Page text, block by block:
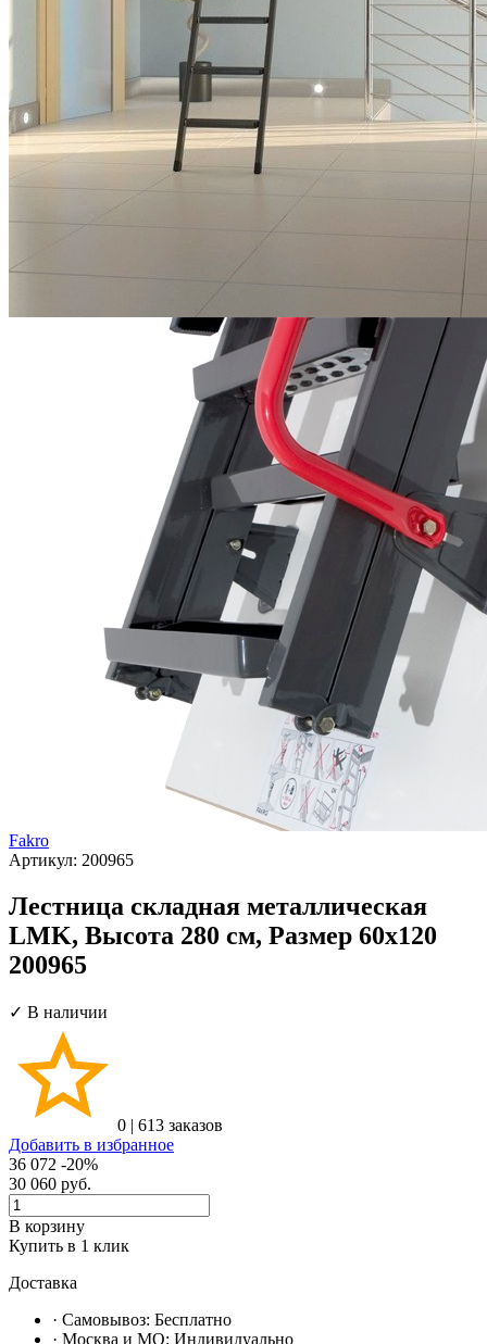
Fakro
Артикул: 200965
Лестница складная металлическая
LMK, Высота 280 см, Размер 60х120
200965
✓ В наличии
0 | 613 заказов
Добавить в избранное
36 072 -20%
30 060 руб.
В корзину
Купить в 1 клик
Доставка
· Самовывоз: Бесплатно
· Москвa и МО: Индивидуально